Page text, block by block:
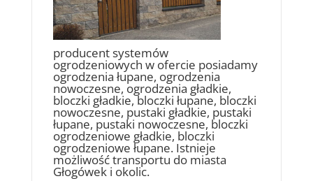
producent systemów
ogrodzeniowych w ofercie posiadamy
ogrodzenia łupane, ogrodzenia
nowoczesne, ogrodzenia gładkie,
bloczki gładkie, bloczki łupane, bloczki
nowoczesne, pustaki gładkie, pustaki
łupane, pustaki nowoczesne, bloczki
ogrodzeniowe gładkie, bloczki
ogrodzeniowe łupane. Istnieje
możliwość transportu do miasta
Głogówek i okolic.